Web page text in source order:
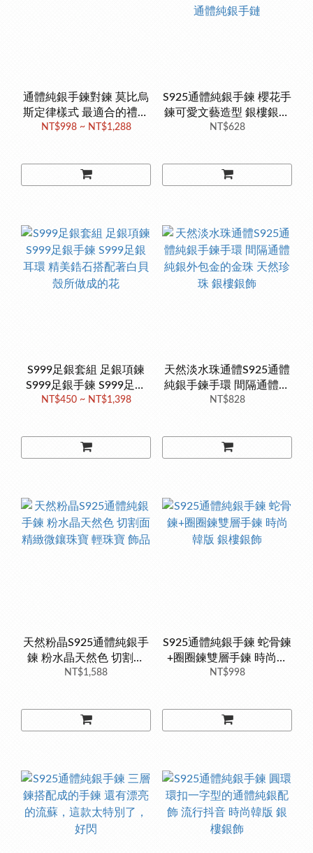
通體純銀手鍊對鍊 莫比烏
斯定律樣式 最適合的禮物
了 手鍊對鍊
NT$998 ~ NT$1,288
S925通體純銀手鍊 櫻花手
鍊可愛文藝造型 銀樓銀飾
抖音時尚 流行森林系 通體
NT$628
S999足銀套組 足銀項鍊
S999足銀手鍊 S999足銀
耳環 精美鋯石搭配著白貝
NT$450 ~ NT$1,398
天然淡水珠通體S925通體
純銀手鍊手環 間隔通體純
銀外包金的金珠 天然珍珠
NT$828
天然粉晶S925通體純銀手
鍊 粉水晶天然色 切割面
精緻微鑲珠寶 輕珠寶 飾品
NT$1,588
S925通體純銀手鍊 蛇骨鍊
+圈圈鍊雙層手鍊 時尚韓
版 銀樓銀飾
NT$998